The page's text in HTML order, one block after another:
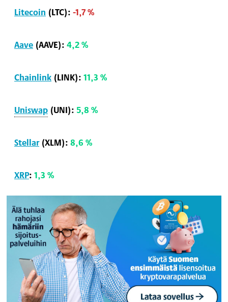
Litecoin (LTC):-1,7 %
Aave (AAVE):4,2 %
Chainlink (LINK):11,3 %
Uniswap (UNI): 5,8 %
Stellar (XLM):8,6 %
XRP:1,3 %